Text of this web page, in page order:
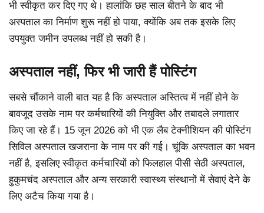
भी स्वीकृत कर दिए गए थे। हालांकि छह साल बीतने के बाद भी
अस्पताल का निर्माण शुरू नहीं हो पाया, क्योंकि अब तक इसके लिए
उपयुक्त जमीन उपलब्ध नहीं हो सकी है।
अस्पताल नहीं, फिर भी जारी हैं पोस्टिंग
सबसे चौंकाने वाली बात यह है कि अस्पताल अस्तित्व में नहीं होने के
बावजूद उसके नाम पर कर्मचारियों की नियुक्ति और तबादले लगातार
किए जा रहे हैं। 15 जून 2026 को भी एक लैब टेक्नीशियन की पोस्टिंग
सिविल अस्पताल खजराना के नाम पर की गई। चूंकि अस्पताल का भवन
नहीं है, इसलिए स्वीकृत कर्मचारियों को फिलहाल पीसी सेठी अस्पताल,
हुकुमचंद अस्पताल और अन्य सरकारी स्वास्थ्य संस्थानों में सेवाएं देने के
लिए अटैच किया गया है।